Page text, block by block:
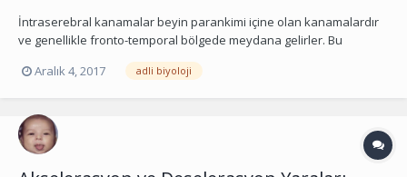
İntraserebral kanamalar beyin parankimi içine olan kanamalardır
ve genellikle fronto-temporal bölgede meydana gelirler. Bu
kanamalar çok çeşitli yer ve şekillerde (yüzeyel, derin, ventriküllerle
ilişkili, fokal, diffüz) olabilmektedirler. İntraserebral kanamaların
Aralık 4, 2017 adli biyoloji